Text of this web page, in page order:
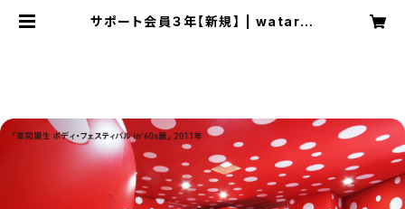
サポート会員３年【新規】 | watariu